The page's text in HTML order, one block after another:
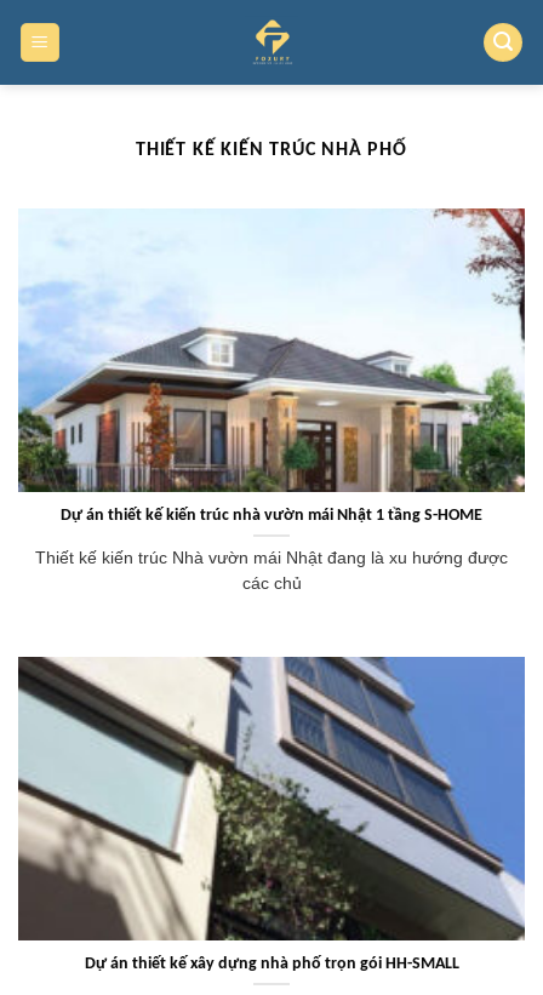
THIẾT KẾ KIẾN TRÚC NHÀ PHỐ
Dự án thiết kế kiến trúc nhà vườn mái Nhật 1 tầng S-HOME
Thiết kế kiến trúc Nhà vườn mái Nhật đang là xu hướng được
các chủ
Dự án thiết kế xây dựng nhà phố trọn gói HH-SMALL